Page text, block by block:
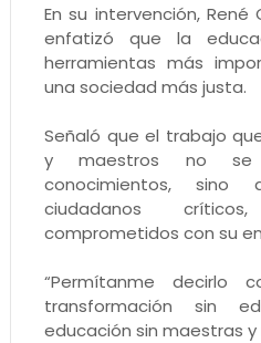
En su intervención,
enfatizó que la
herramientas más
una sociedad más justa.
Señaló que el trabajo
y maestros no
conocimientos, sino
ciudadanos
comprometidos con su
“Permítanme decirlo
transformación sin
educación sin maestras y